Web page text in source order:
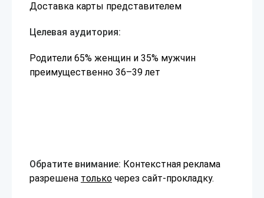
Доставка карты представителем
Целевая аудитория:
Родители 65% женщин и 35% мужчин
преимущественно 36–39 лет
Обратите внимание: Контекстная реклама
разрешена только через сайт-прокладку.